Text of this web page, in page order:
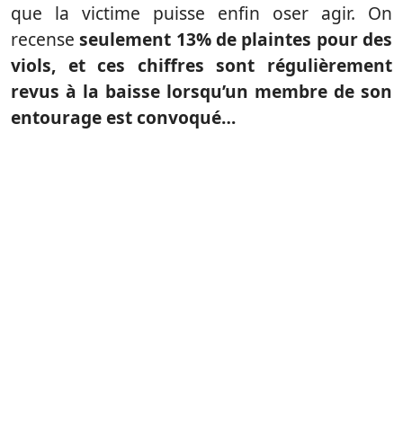
que la victime puisse enfin oser agir. On
recenseseulement 13% de plaintes pour des
viols, et ces chiffres sont régulièrement
revus à la baisse lorsqu’un membre de son
entourage est convoqué…